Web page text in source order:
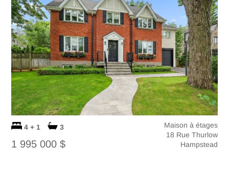
4 + 1 3
1 995 000 $
Maison à étages
18 Rue Thurlow
Hampstead